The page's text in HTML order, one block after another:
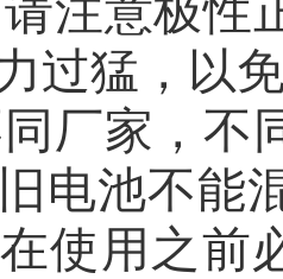
注意极性
过猛，以
厂家，不
电池不能
使用之前